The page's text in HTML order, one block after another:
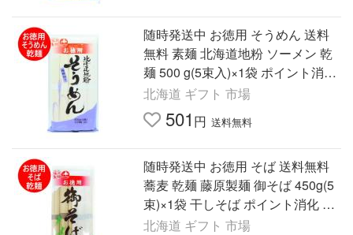
随時発送中 お徳用 そうめん 送料
無料 素麺 北海道地粉 ソーメン 乾
麺 500 g(5束入)×1袋 ポイント消化
500 クーポン 麺類
北海道 ギフト 市場
501 円 送料無料
随時発送中 お徳用 そば 送料無料
蕎麦 乾麺 藤原製麺 御そば 450g(5
束)×1袋 干しそば ポイント消化 50
0 クーポン 麺類 そば
北海道 ギフト 市場